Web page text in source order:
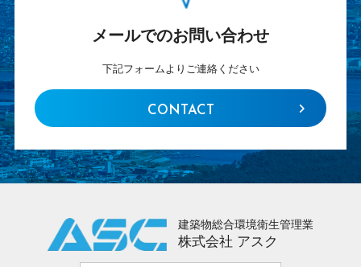
メールでのお問い合わせ
下記フォームよりご連絡ください
CONTACT
建築物総合環境衛生管理業
株式会社 アスク